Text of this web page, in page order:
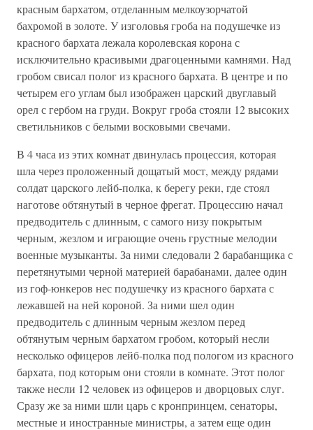
красным бархатом, отделанным мелкоузорчатой
бахромой в золоте. У изголовья гроба на подушечке из
красного бархата лежала королевская корона с
исключительно красивыми драгоценными камнями. Над
гробом свисал полог из красного бархата. В центре и по
четырем его углам был изображен царский двуглавый
орел с гербом на груди. Вокруг гроба стояли 12 высоких
светильников с белыми восковыми свечами.
В 4 часа из этих комнат двинулась процессия, которая
шла через проложенный дощатый мост, между рядами
солдат царского лейб-полка, к берегу реки, где стоял
наготове обтянутый в черное фрегат. Процессию начал
предводитель с длинным, с самого низу покрытым
черным, жезлом и играющие очень грустные мелодии
военные музыканты. За ними следовали 2 барабанщика с
перетянутыми черной материей барабанами, далее один
из гоф-юнкеров нес подушечку из красного бархата с
лежавшей на ней короной. За ними шел один
предводитель с длинным черным жезлом перед
обтянутым черным бархатом гробом, который несли
несколько офицеров лейб-полка под пологом из красного
бархата, под которым они стояли в комнате. Этот полог
также несли 12 человек из офицеров и дворцовых слуг.
Сразу же за ними шли царь с кронпринцем, сенаторы,
местные и иностранные министры, а затем еще один